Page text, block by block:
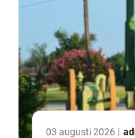
03 augusti 2026